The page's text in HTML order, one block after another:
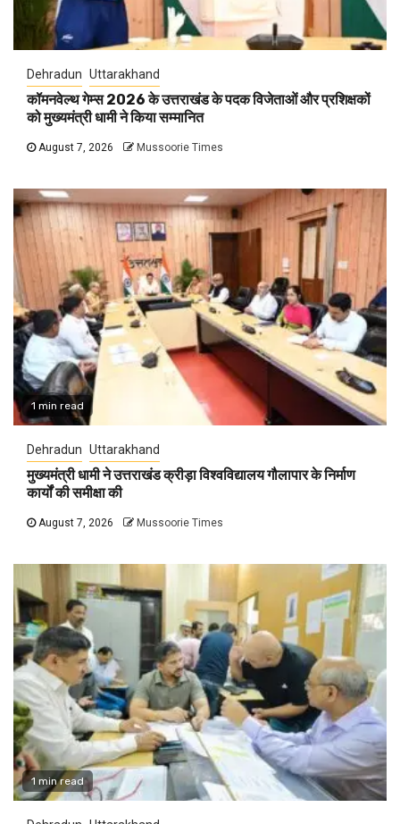
Dehradun Uttarakhand
कॉमनवेल्थ गेम्स 2026 के उत्तराखंड के पदक विजेताओं और प्रशिक्षकों
को मुख्यमंत्री धामी ने किया सम्मानित
August 7, 2026 Mussoorie Times
1 min read
Dehradun Uttarakhand
मुख्यमंत्री धामी ने उत्तराखंड क्रीड़ा विश्वविद्यालय गौलापार के निर्माण
कार्यों की समीक्षा की
August 7, 2026 Mussoorie Times
1 min read